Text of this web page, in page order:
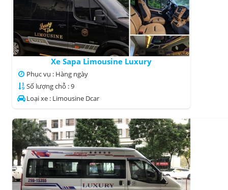
Xe Sapa Limousine Luxury
Phục vụ : Hàng ngày
Số lượng chỗ : 9
Loại xe : Limousine Dcar